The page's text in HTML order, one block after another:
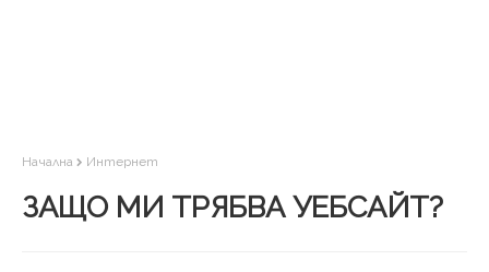
Начална Интернет
ЗАЩО МИ ТРЯБВА УЕБСАЙТ?